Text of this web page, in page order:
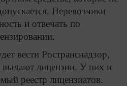
Перевозчики
и отвечать по
вести Ространснадзор,
выдают лицензии. У них и
реестр лицензиатов.